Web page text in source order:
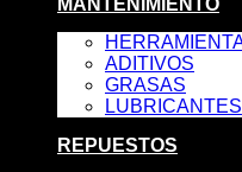
MANTENIMIENTO
ADITIVOS
GRASAS
LUBRICANTES
REPUESTOS